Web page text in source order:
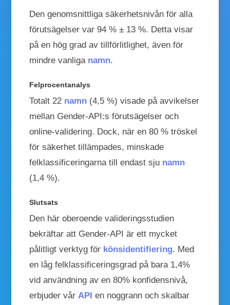
Den genomsnittliga säkerhetsnivån för alla
förutsägelser var 94 % ± 13 %. Detta visar
på en hög grad av tillförlitlighet, även för
mindre vanliga namn.
Felprocentanalys
Totalt 22 namn (4,5 %) visade på avvikelser
mellan Gender-API:s förutsägelser och
online-validering. Dock, när en 80 % tröskel
för säkerhet tillämpades, minskade
felklassificeringarna till endast sju namn
(1,4 %).
Slutsats
Den här oberoende valideringsstudien
bekräftar att Gender-API är ett mycket
pålitligt verktyg för könsidentifiering. Med
en låg felklassificeringsgrad på bara 1,4%
vid användning av en 80% konfidensnivå,
erbjuder vår API en noggrann och skalbar